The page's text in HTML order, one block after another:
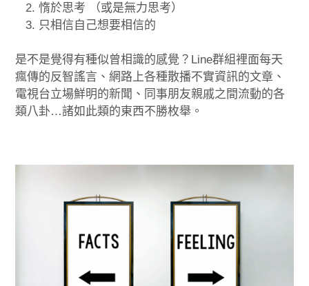
惰於思考 （或是無力思考）
只相信自己想要相信的
是不是覺得有種似曾相識的感覺？Line群組裡面每天
瘋傳的反智謠言、網路上各種散播不實資訊的文章、
電視台立場鮮明的新聞、同事朋友親戚之間流動的各
類八卦…諸如此類的東西不勝枚舉。